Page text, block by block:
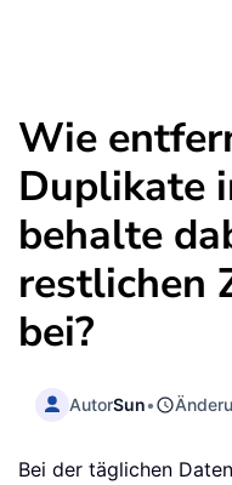
Wie
Duplikate
behalte
restlichen
bei?
AutorSun•
Bei der täglichen